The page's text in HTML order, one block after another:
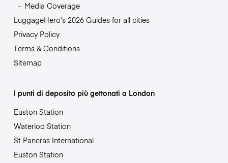
Media Coverage
LuggageHero’s 2026 Guides for all cities
Privacy Policy
Terms & Conditions
Sitemap
I punti di deposito più gettonati a London
Euston Station
Waterloo Station
St Pancras International
Euston Station